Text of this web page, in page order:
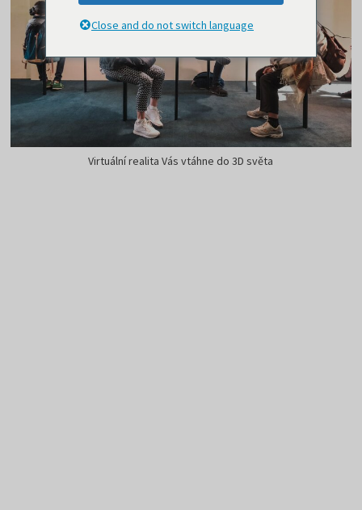
Virtuální realita Vás vtáhne do 3D světa
Close and do not switch language